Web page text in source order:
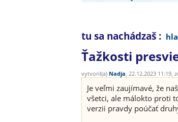
tu sa nachádzaš :
Ťažkosti
vytvoril(a) Nadja, 22.12.2023 11:19,
Je veľmi zaujímavé, že
všetci, ale málokto proti
verzii pravdy poúčať